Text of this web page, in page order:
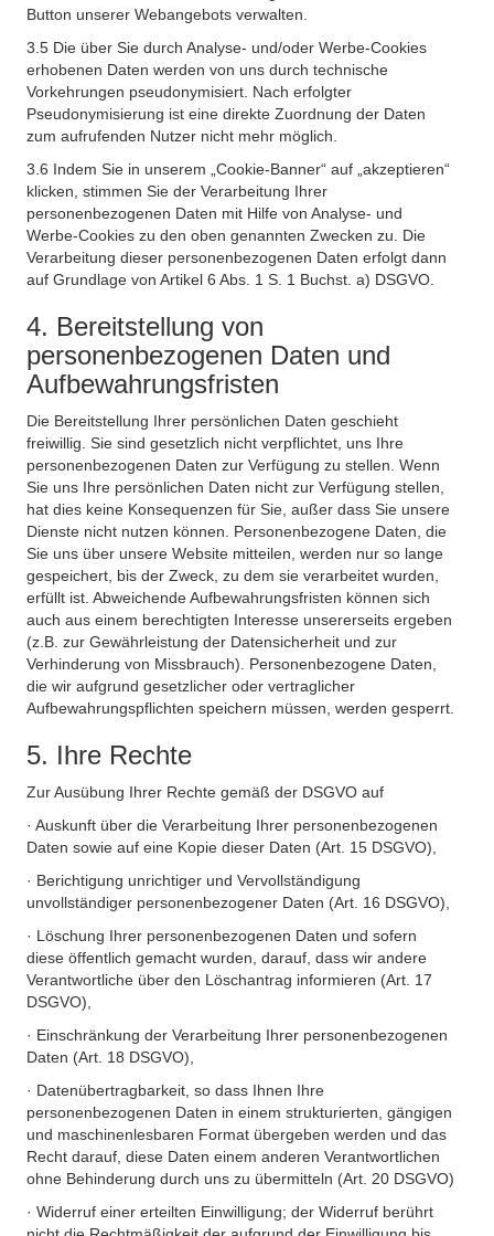
Button unserer Webangebots verwalten.
3.5 Die über Sie durch Analyse- und/oder Werbe-Cookies
erhobenen Daten werden von uns durch technische
Vorkehrungen pseudonymisiert. Nach erfolgter
Pseudonymisierung ist eine direkte Zuordnung der Daten
zum aufrufenden Nutzer nicht mehr möglich.
3.6 Indem Sie in unserem „Cookie-Banner“ auf „akzeptieren“
klicken, stimmen Sie der Verarbeitung Ihrer
personenbezogenen Daten mit Hilfe von Analyse- und
Werbe-Cookies zu den oben genannten Zwecken zu. Die
Verarbeitung dieser personenbezogenen Daten erfolgt dann
auf Grundlage von Artikel 6 Abs. 1 S. 1 Buchst. a) DSGVO.
4. Bereitstellung von
personenbezogenen Daten und
Aufbewahrungsfristen
Die Bereitstellung Ihrer persönlichen Daten geschieht
freiwillig. Sie sind gesetzlich nicht verpflichtet, uns Ihre
personenbezogenen Daten zur Verfügung zu stellen. Wenn
Sie uns Ihre persönlichen Daten nicht zur Verfügung stellen,
hat dies keine Konsequenzen für Sie, außer dass Sie unsere
Dienste nicht nutzen können. Personenbezogene Daten, die
Sie uns über unsere Website mitteilen, werden nur so lange
gespeichert, bis der Zweck, zu dem sie verarbeitet wurden,
erfüllt ist. Abweichende Aufbewahrungsfristen können sich
auch aus einem berechtigten Interesse unsererseits ergeben
(z.B. zur Gewährleistung der Datensicherheit und zur
Verhinderung von Missbrauch). Personenbezogene Daten,
die wir aufgrund gesetzlicher oder vertraglicher
Aufbewahrungspflichten speichern müssen, werden gesperrt.
5. Ihre Rechte
Zur Ausübung Ihrer Rechte gemäß der DSGVO auf
· Auskunft über die Verarbeitung Ihrer personenbezogenen
Daten sowie auf eine Kopie dieser Daten (Art. 15 DSGVO),
· Berichtigung unrichtiger und Vervollständigung
unvollständiger personenbezogener Daten (Art. 16 DSGVO),
· Löschung Ihrer personenbezogenen Daten und sofern
diese öffentlich gemacht wurden, darauf, dass wir andere
Verantwortliche über den Löschantrag informieren (Art. 17
DSGVO),
· Einschränkung der Verarbeitung Ihrer personenbezogenen
Daten (Art. 18 DSGVO),
· Datenübertragbarkeit, so dass Ihnen Ihre
personenbezogenen Daten in einem strukturierten, gängigen
und maschinenlesbaren Format übergeben werden und das
Recht darauf, diese Daten einem anderen Verantwortlichen
ohne Behinderung durch uns zu übermitteln (Art. 20 DSGVO)
· Widerruf einer erteilten Einwilligung; der Widerruf berührt